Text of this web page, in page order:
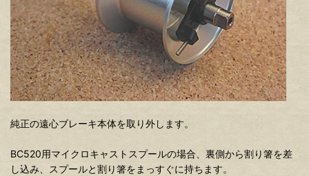
純正の遠心ブレーキ本体を取り外します。
BC520用マイクロキャストスプールの場合、裏側から割り箸を差
し込み、スプールと割り箸をまっすぐに持ちます。